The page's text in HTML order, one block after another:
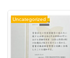
Uncategorized